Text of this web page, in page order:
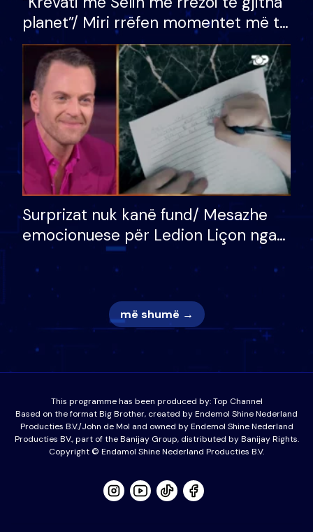
planet”/ Miri rrëfen momentet më të
bukura në shtëpinë e BB VIP: Do më
mungojë zilja e mëngjesit kur…
Surprizat nuk kanë fund/ Mesazhe
emocionuese për Ledion Liçon nga
nëna dhe fëmijët e tij, moderatori
nuk i mban dot lotët: Nuk meritoj…
më shumë →
This programme has been produced by:Top Channel
Based on the format Big Brother, created by Endemol Shine Nederland
Producties B.V./John de Mol and owned by Endemol Shine Nederland
Producties BV., part of the Banijay Group, distributed by Banijay Rights.
Copyright © Endamol Shine Nederland Producties B.V.